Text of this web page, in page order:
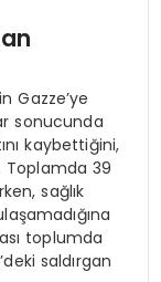
Gazze’ye
sonucunda
kaybettiğini,
Toplamda 39
sağlık
toplumda
saldırgan